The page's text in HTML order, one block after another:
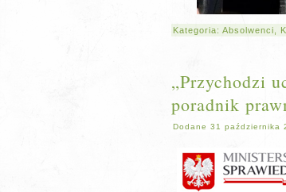
Kategoria: Absolwenci
„Przychodzi
poradnik
Dodane 31 października